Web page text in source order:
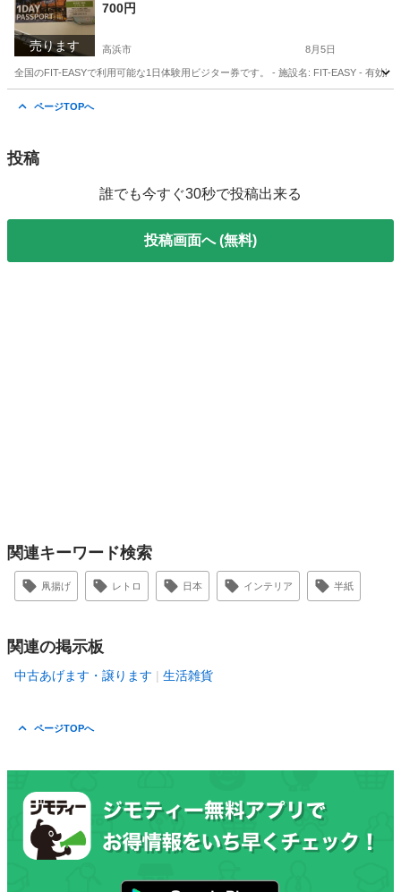
売ります
700円
高浜市 8月5日
全国のFIT-EASYで利用可能な1日体験用ビジター券です。 - 施設名: FIT-EASY - 有効
ページTOPへ
投稿
誰でも今すぐ30秒で投稿出来る
投稿画面へ (無料)
関連キーワード検索
凧揚げ レトロ 日本 インテリア 半紙
関連の掲示板
中古あげます・譲ります 生活雑貨
ページTOPへ